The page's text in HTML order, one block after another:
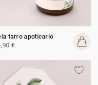
tarro apoticario
€